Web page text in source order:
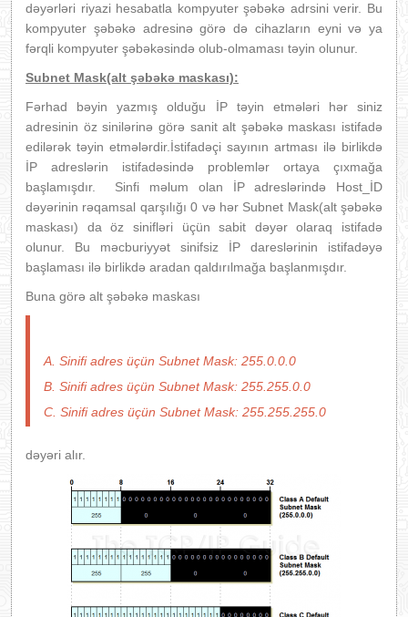
dəyərləri riyazi hesabatla kompyuter şəbəkə adrsini verir. Bu
kompyuter şəbəkə adresinə görə də cihazların eyni və ya
fərqli kompyuter şəbəkəsində olub-olmaması təyin olunur.
Subnet Mask(alt şəbəkə maskası):
Fərhad bəyin yazmış olduğu İP təyin etmələri hər siniz
adresinin öz sinilərinə görə sanit alt şəbəkə maskası istifadə
edilərək təyin etmələrdir.İstifadəçi sayının artması ilə birlikdə
İP adreslərin istifadəsində problemlər ortaya çıxmağa
başlamışdır. Sinfi məlum olan İP adreslərində Host_İD
dəyərinin rəqamsal qarşılığı 0 və hər Subnet Mask(alt şəbəkə
maskası) da öz sinifləri üçün sabit dəyər olaraq istifadə
olunur. Bu məcburiyyət sinifsiz İP dareslərinin istifadəyə
başlaması ilə birlikdə aradan qaldırılmağa başlanmışdır.
Buna görə alt şəbəkə maskası
A. Sinifi adres üçün Subnet Mask: 255.0.0.0
B. Sinifi adres üçün Subnet Mask: 255.255.0.0
C. Sinifi adres üçün Subnet Mask: 255.255.255.0
dəyəri alır.